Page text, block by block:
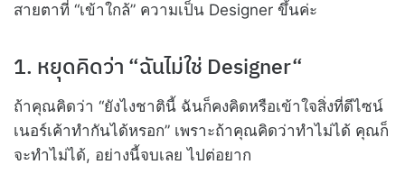
สายตาที่ “เข้าใกล้” ความเป็น Designer ขึ้นค่ะ
1. หยุดคิดว่า “ฉันไม่ใช่ Designer“
ถ้าคุณคิดว่า “ยังไงชาตินี้ ฉันก็คงคิดหรือเข้าใจสิ่งที่ดีไซน์
เนอร์เค้าทำกันได้หรอก” เพราะถ้าคุณคิดว่าทำไม่ได้ คุณก็
จะทำไม่ได้, อย่างนี้จบเลย ไปต่อยาก